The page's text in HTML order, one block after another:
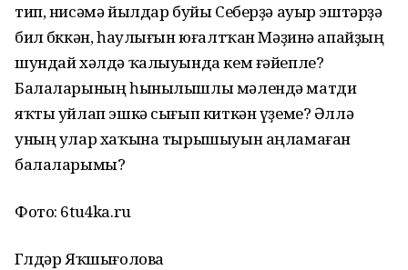
тип, нисәмә йылдар буйы Себерҙә ауыр эштәрҙә
бил бөккән, һаулығын юғалтҡан Мәҙинә апайҙың
шундай хәлдә ҡалыуында кем ғәйепле?
Балаларының һынылышлы мәлендә матди
яҡты уйлап эшкә сығып киткән үҙеме? Әллә
уның улар хаҡына тырышыуын аңламаған
балаларымы?
Фото: 6tu4ka.ru
Гөлдәр Яҡшығолова